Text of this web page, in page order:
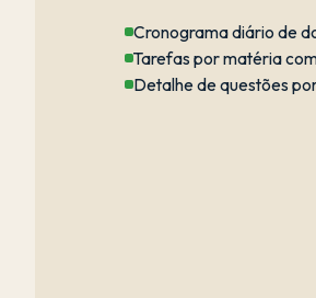
Cronograma diário de
Tarefas por matéria
Detalhe de questões